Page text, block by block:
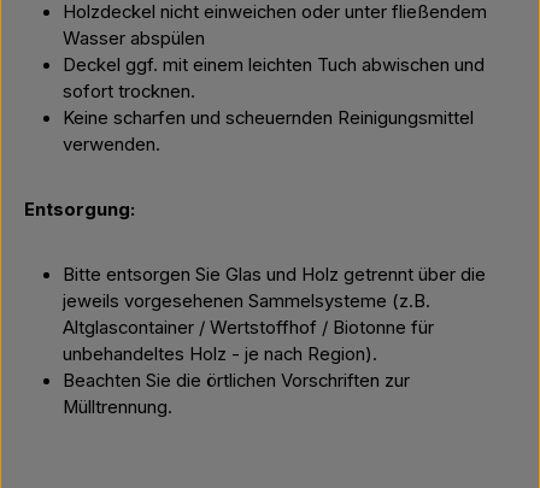
Holzdeckel nicht einweichen oder unter fließendem
Wasser abspülen
Deckel ggf. mit einem leichten Tuch abwischen und
sofort trocknen.
Keine scharfen und scheuernden Reinigungsmittel
verwenden.
Entsorgung:
Bitte entsorgen Sie Glas und Holz getrennt über die
jeweils vorgesehenen Sammelsysteme (z.B.
Altglascontainer / Wertstoffhof / Biotonne für
unbehandeltes Holz - je nach Region).
Beachten Sie die örtlichen Vorschriften zur
Mülltrennung.